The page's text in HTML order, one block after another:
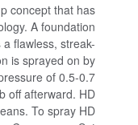
concept that has
A foundation
flawless, streak-
is sprayed on by
of 0.5-0.7
off afterward. HD
To spray HD